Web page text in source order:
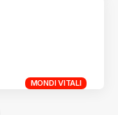
MONDI VITALI